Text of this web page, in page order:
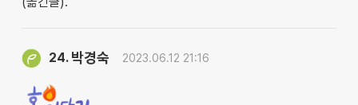
24. 박경숙 2023.06.12 21:16